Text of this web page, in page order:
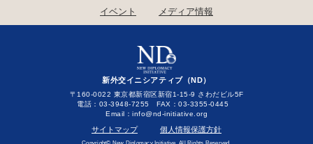
イベント
メディア情報
新外交イニシアティブ（ND）
〒160-0022 東京都新宿区新宿1-15-9 さわだビル5F
電話：03-3948-7255 FAX：03-3355-0445
Email：
サイトマップ 個人情報保護方針